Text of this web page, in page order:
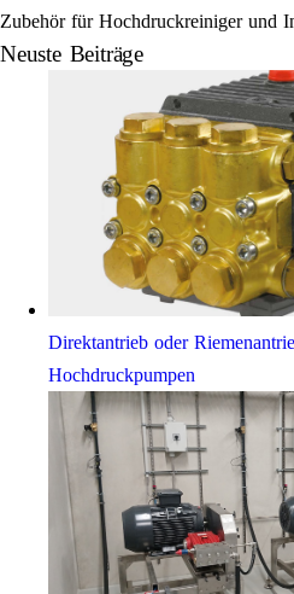
Zubehör für Hochdruckreiniger und
Neuste Beiträge
Direktantrieb oder
Hochdruckpumpen